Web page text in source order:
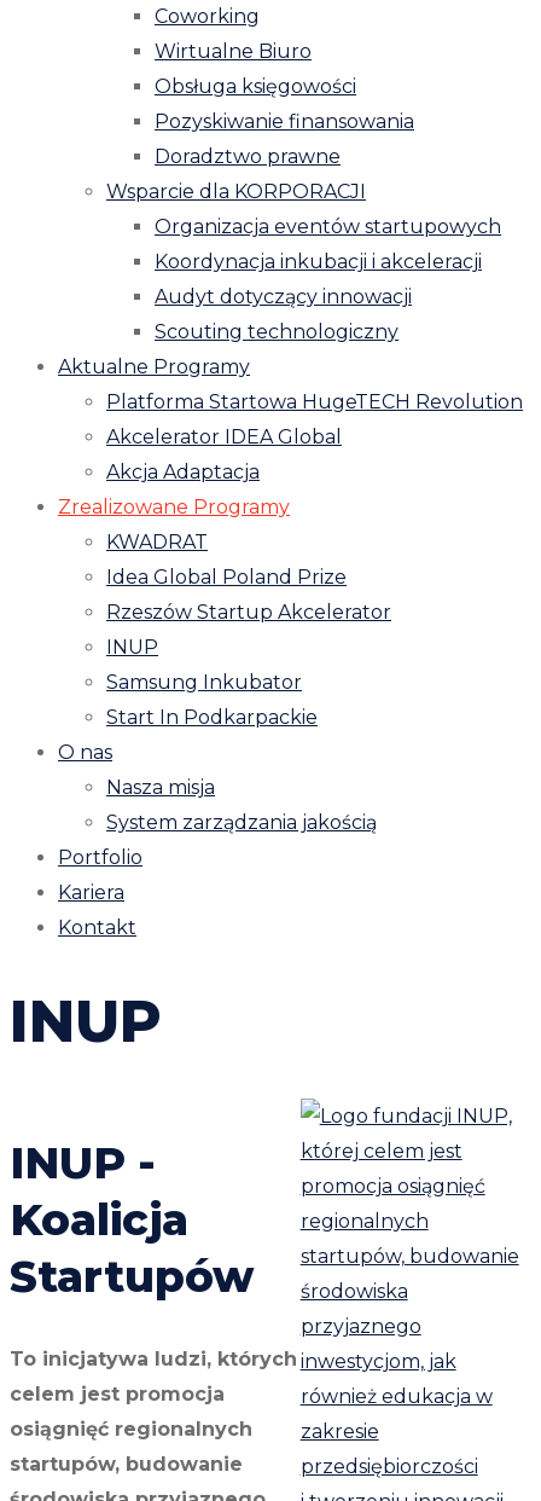
Coworking
Wirtualne Biuro
Obsługa księgowości
Pozyskiwanie finansowania
Doradztwo prawne
Wsparcie dla KORPORACJI
Organizacja eventów startupowych
Koordynacja inkubacji i akceleracji
Audyt dotyczący innowacji
Scouting technologiczny
Aktualne Programy
Platforma Startowa HugeTECH Revolution
Akcelerator IDEA Global
Akcja Adaptacja
Zrealizowane Programy
KWADRAT
Idea Global Poland Prize
Rzeszów Startup Akcelerator
INUP
Samsung Inkubator
Start In Podkarpackie
O nas
Nasza misja
System zarządzania jakością
Portfolio
Kariera
Kontakt
INUP
INUP -
Koalicja
Startupów
To inicjatywa ludzi, których
celem jest promocja
osiągnięć regionalnych
startupów, budowanie